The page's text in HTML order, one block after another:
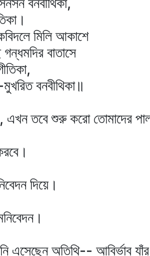
মিলি আকাশে
গন্ধমদির বাতাসে
বনবীথিকা॥
এখন তবে শুরু করো তোমাদের
দিয়ে।
এসেছেন অতিথি-- আবির্ভাব